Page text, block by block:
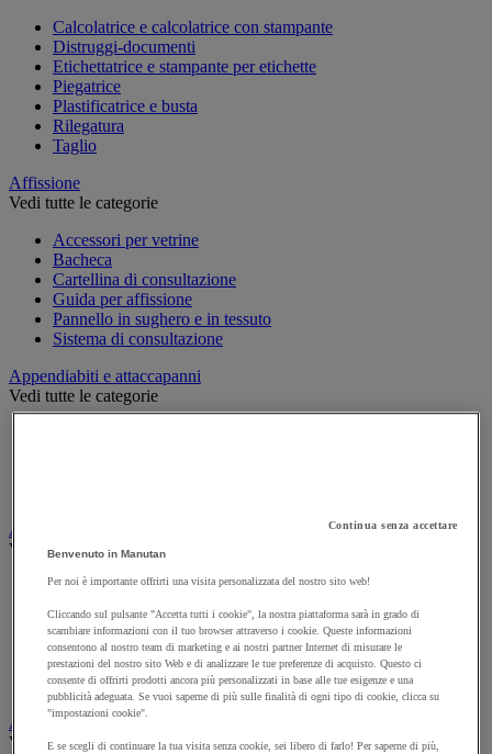
Calcolatrice e calcolatrice con stampante
Distruggi-documenti
Etichettatrice e stampante per etichette
Piegatrice
Plastificatrice e busta
Rilegatura
Taglio
Affissione
Vedi tutte le categorie
Accessori per vetrine
Bacheca
Cartellina di consultazione
Guida per affissione
Pannello in sughero e in tessuto
Sistema di consultazione
Appendiabiti e attaccapanni
Vedi tutte le categorie
Armadio e archiviazione
Vedi tutte le categorie
Archiviazione orizzontale
Archiviazione per cartelle sospese
Armadio
Armadio per ufficio
Carrello da ufficio
Libreria
Audiovisivi
Vedi tutte le categorie
Continua senza accettare
Benvenuto in Manutan
Per noi è importante offrirti una visita personalizzata del nostro sito web!
Cliccando sul pulsante "Accetta tutti i cookie", la nostra piattaforma sarà in grado di
scambiare informazioni con il tuo browser attraverso i cookie. Queste informazioni
consentono al nostro team di marketing e ai nostri partner Internet di misurare le
prestazioni del nostro sito Web e di analizzare le tue preferenze di acquisto. Questo ci
consente di offrirti prodotti ancora più personalizzati in base alle tue esigenze e una
pubblicità adeguata. Se vuoi saperne di più sulle finalità di ogni tipo di cookie, clicca su
"impostazioni cookie".
E se scegli di continuare la tua visita senza cookie, sei libero di farlo! Per saperne di più,